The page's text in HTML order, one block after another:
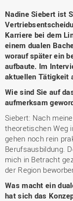
Nadine Siebert ist
Karriere bei dem
einem dualen
worauf später ein
aufbaute. Im
aktuellen Tätigkeit
Wie sind Sie auf
aufmerksam
Siebert: Nach
theoretischen Weg
gehen noch rein
Berufsausbildung.
mich in Betracht
der Region
Was macht ein
hat sich das